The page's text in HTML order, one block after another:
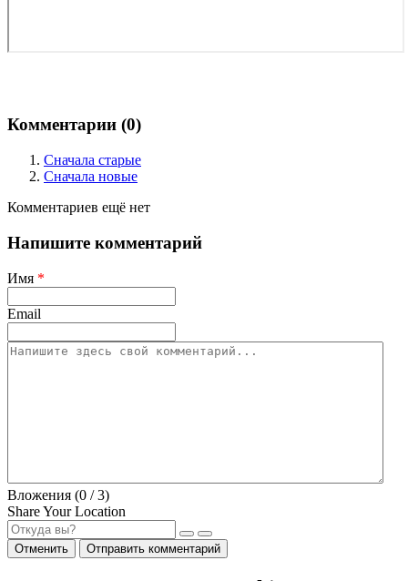
Комментарии (0)
Сначала старые
Сначала новые
Комментариев ещё нет
Напишите комментарий
Имя *
Email
Вложения (0 / 3)
Share Your Location
Отменить Отправить комментарий